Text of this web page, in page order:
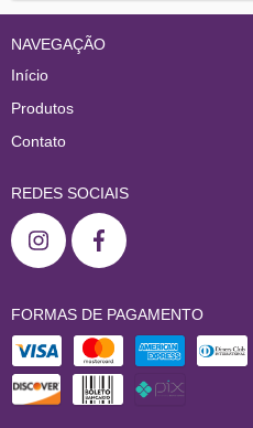
NAVEGAÇÃO
Início
Produtos
Contato
REDES SOCIAIS
FORMAS DE PAGAMENTO